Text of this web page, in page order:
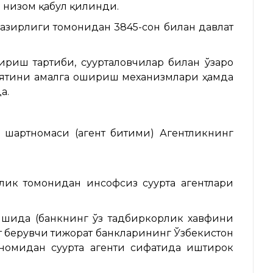
низом қабул қилинди.
томонидан 3845-сон билан давлат
тартиби, суғурталовчилар билан ўзаро
амалга ошириш механизмлари ҳамда
шартномаси (агент битими) Агентликнинг
томонидан инсофсиз суғурта агентлари
(банкнинг ўз тадбиркорлик хавфини
тижорат банкларининг Ўзбекистон
суғурта агенти сифатида иштирок